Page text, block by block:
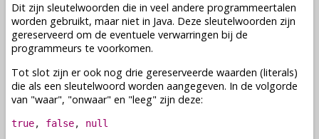
Dit zijn sleutelwoorden die in veel andere programmeertalen
worden gebruikt, maar niet in Java. Deze sleutelwoorden zijn
gereserveerd om de eventuele verwarringen bij de
programmeurs te voorkomen.
Tot slot zijn er ook nog drie gereserveerde waarden (literals)
die als een sleutelwoord worden aangegeven. In de volgorde
van "waar", "onwaar" en "leeg" zijn deze:
true, false, null